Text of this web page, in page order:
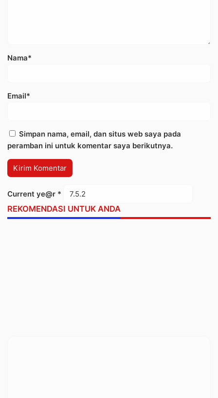
Nama*
Email*
Simpan nama, email, dan situs web saya pada
peramban ini untuk komentar saya berikutnya.
Current ye@r *
REKOMENDASI UNTUK ANDA